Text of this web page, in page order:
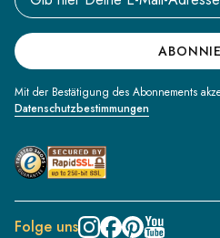
Mit der Bestätigung des Abonnements
Datenschutzbestimmungen
Folge uns